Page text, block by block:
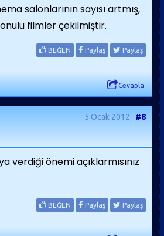
salonlarının sayısı artmış,
filmler çekilmiştir.
BEĞEN Paylaş Paylaş
Cevapla
5 Ocak 2012 #8
verdiği önemi açıklarmısınız
BEĞEN Paylaş Paylaş